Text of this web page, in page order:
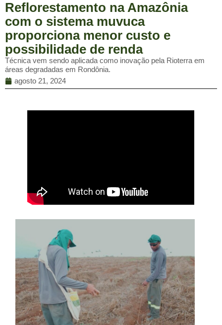
Reflorestamento na Amazônia
com o sistema muvuca
proporciona menor custo e
possibilidade de renda
Técnica vem sendo aplicada como inovação pela Rioterra em
áreas degradadas em Rondônia.
agosto 21, 2024